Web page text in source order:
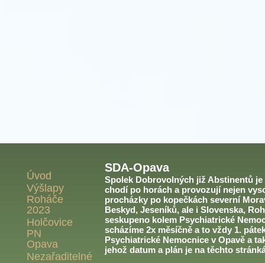
Úvod
Výšlapy
Roháče
2023
Holčovice
PN
Opava
Nezařaditelné
SDA-Opava
Spolek Dobrovolných již Abstinentů
chodí po horách a provozují nejen
procházky po kopečkách severní
Beskyd, Jeseníků, ale i Slovenska,
seskupeno kolem Psychiatrické
scházíme 2x měsíčně a to vždy 1.
Psychiatrické Nemocnice v Opavě a
jehož datum a plán je na těchto